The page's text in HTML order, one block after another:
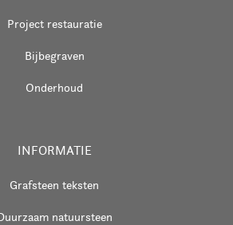
Project restauratie
Bijbegraven
Onderhoud
INFORMATIE
Grafsteen teksten
natuursteen